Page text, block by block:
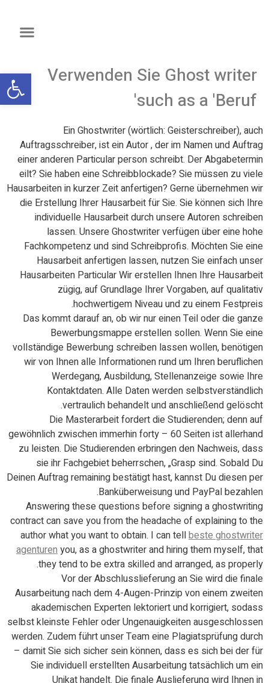
Verwenden Sie Ghost writer
such as a 'Beruf'
Ein Ghostwriter (wörtlich: Geisterschreiber), auch
Auftragsschreiber, ist ein Autor , der im Namen und Auftrag
einer anderen Particular person schreibt. Der Abgabetermin
eilt? Sie haben eine Schreibblockade? Sie müssen zu viele
Hausarbeiten in kurzer Zeit anfertigen? Gerne übernehmen wir
die Erstellung Ihrer Hausarbeit für Sie. Sie können sich Ihre
individuelle Hausarbeit durch unsere Autoren schreiben
lassen. Unsere Ghostwriter verfügen über eine hohe
Fachkompetenz und sind Schreibprofis. Möchten Sie eine
Hausarbeit anfertigen lassen, nutzen Sie einfach unser
Hausarbeiten Particular Wir erstellen Ihnen Ihre Hausarbeit
zügig, auf Grundlage Ihrer Vorgaben, auf qualitativ
hochwertigem Niveau und zu einem Festpreis.
Das kommt darauf an, ob wir nur einen Teil oder die ganze
Bewerbungsmappe erstellen sollen. Wenn Sie eine
vollständige Bewerbung schreiben lassen wollen, benötigen
wir von Ihnen alle Informationen rund um Ihren beruflichen
Werdegang, Ausbildung, Stellenanzeige sowie Ihre
Kontaktdaten. Alle Daten werden selbstverständlich
vertraulich behandelt und anschließend gelöscht.
Die Masterarbeit fordert die Studierenden; denn auf
gewöhnlich zwischen immerhin forty – 60 Seiten ist allerhand
zu leisten. Die Studierenden erbringen den Nachweis, dass
sie ihr Fachgebiet beherrschen, „Grasp sind. Sobald Du
Deinen Auftrag remaining bestätigt hast, kannst Du diesen per
Banküberweisung und PayPal bezahlen.
Answering these questions before signing a ghostwriting
contract can save you from the headache of explaining to the
author what you want to obtain. I can tellbeste ghostwriter
agenturenyou, as a ghostwriter and hiring them myself, that
they tend to be extra skilled and arranged, as properly.
Vor der Abschlusslieferung an Sie wird die finale
Ausarbeitung nach dem 4-Augen-Prinzip von einem zweiten
akademischen Experten lektoriert und korrigiert, sodass
selbst kleinste Fehler oder Ungenauigkeiten ausgeschlossen
werden. Zudem führt unser Team eine Plagiatsprüfung durch
– damit Sie sich sicher sein können, dass es sich bei der für
Sie individuell erstellten Ausarbeitung tatsächlich um ein
Unikat handelt. Die finale Auslieferung wird Ihnen in